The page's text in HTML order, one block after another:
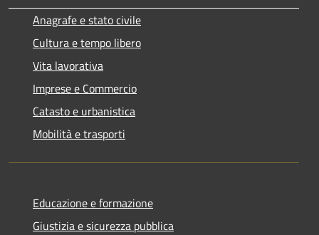
Anagrafe e stato civile
Cultura e tempo libero
Vita lavorativa
Imprese e Commercio
Catasto e urbanistica
Mobilità e trasporti
Educazione e formazione
Giustizia e sicurezza pubblica